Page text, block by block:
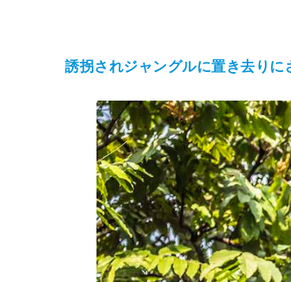
誘拐されジャングルに置き去りに